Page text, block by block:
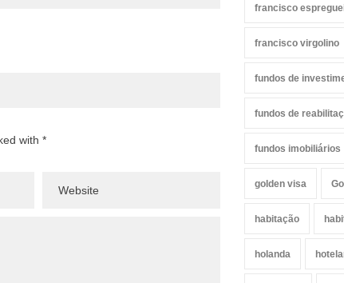
with *
francisco
francisco virgolino
fundos de
fundos de
fundos imobiliários
golden visa
habitação
holanda